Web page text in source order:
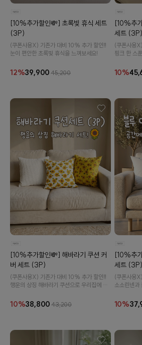
[10%추가할인💸] 초록빛 휴식 세트
(3P)
(쿠폰사용X) 기존가 대비 10% 추가 할인‼️
눈이 편안한 초록빛 휴식을 느껴보세요!
12%39,900 45,200
[10%추
세트 (3P)
(쿠폰사용
핑크 한 스
10%
[10%추가할인💸] 해바라기 쿠션 커
버 세트 (3P)
(쿠폰사용X) 기존가 대비 10% 추가 할인‼️
행운의 상징 해바라기 쿠션으로 우리집에 행
10%38,800 43,200
[10%추
세트 (3P)
(쿠폰사용
소소린넨과
10%